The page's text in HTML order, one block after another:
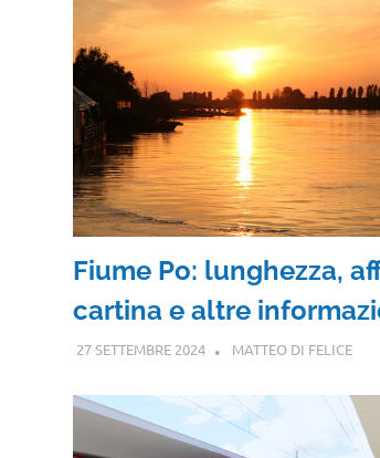
Fiume Po: lunghezza,
cartina e altre
27 SETTEMBRE 2024 MATTEO DI FELICE